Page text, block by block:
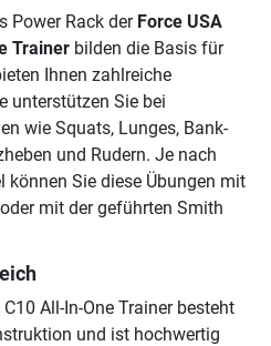
Power Rack der Force USA
Trainer bilden die Basis für
Ihnen zahlreiche
unterstützen Sie bei
wie Squats, Lunges, Bank-
und Rudern. Je nach
können Sie diese Übungen mit
mit der geführten Smith
All-In-One Trainer besteht
und ist hochwertig